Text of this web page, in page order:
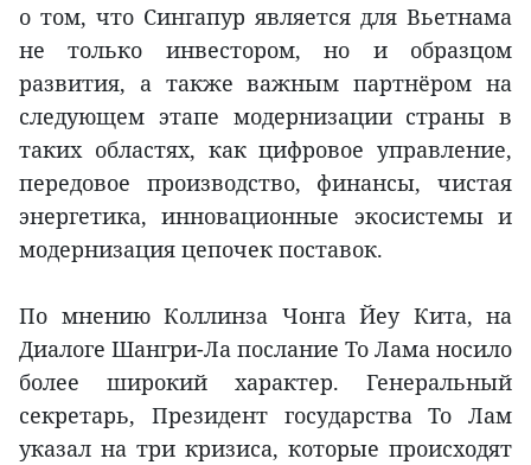
о том, что Сингапур является для Вьетнама
не только инвестором, но и образцом
развития, а также важным партнёром на
следующем этапе модернизации страны в
таких областях, как цифровое управление,
передовое производство, финансы, чистая
энергетика, инновационные экосистемы и
модернизация цепочек поставок.
По мнению Коллинза Чонга Йеу Кита, на
Диалоге Шангри-Ла послание То Лама носило
более широкий характер. Генеральный
секретарь, Президент государства То Лам
указал на три кризиса, которые происходят